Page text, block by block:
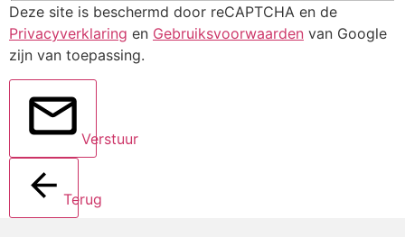
Deze site is beschermd door reCAPTCHA en de
Privacyverklaring en Gebruiksvoorwaarden van Google
zijn van toepassing.
Verstuur
Terug